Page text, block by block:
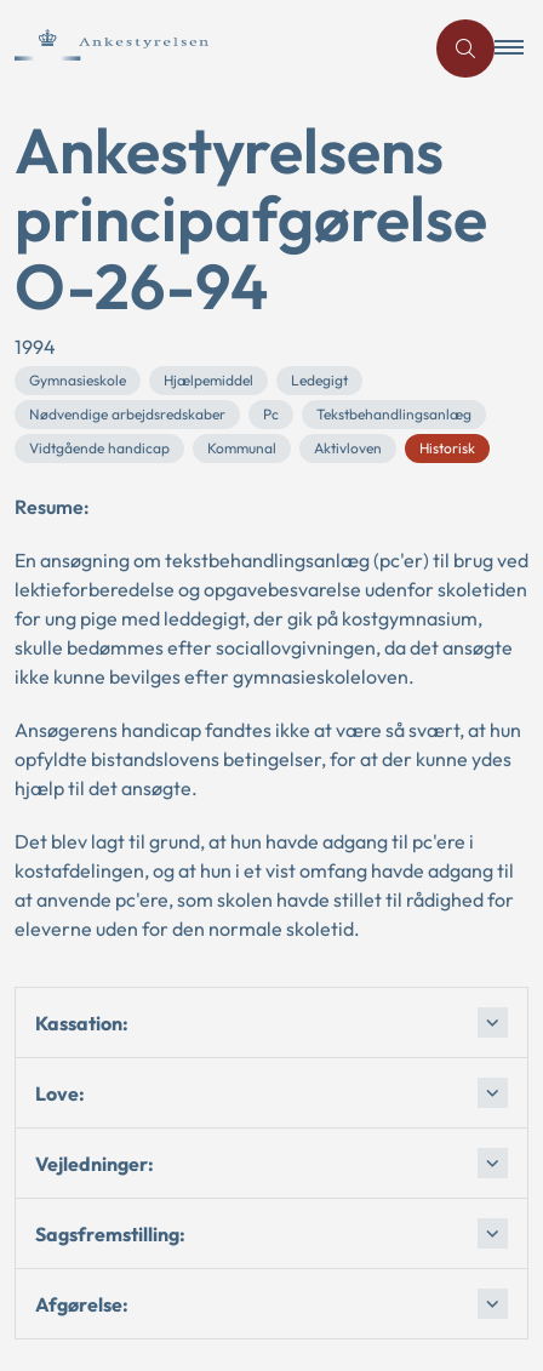
Ankestyrelsens
principafgørelse
O-26-94
1994
Gymnasieskole Hjælpemiddel
Ledegigt
Nødvendige arbejdsredskaber
Pc
Tekstbehandlingsanlæg
Vidtgående handicap
Kommunal Aktivloven Historisk
Resume:
En ansøgning om tekstbehandlingsanlæg (pc'er) til brug ved
lektieforberedelse og opgavebesvarelse udenfor skoletiden
for ung pige med leddegigt, der gik på kostgymnasium,
skulle bedømmes efter sociallovgivningen, da det ansøgte
ikke kunne bevilges efter gymnasieskoleloven.
Ansøgerens handicap fandtes ikke at være så svært, at hun
opfyldte bistandslovens betingelser, for at der kunne ydes
hjælp til det ansøgte.
Det blev lagt til grund, at hun havde adgang til pc'ere i
kostafdelingen, og at hun i et vist omfang havde adgang til
at anvende pc'ere, som skolen havde stillet til rådighed for
eleverne uden for den normale skoletid.
Kassation:
Love:
Vejledninger:
Sagsfremstilling:
Afgørelse: